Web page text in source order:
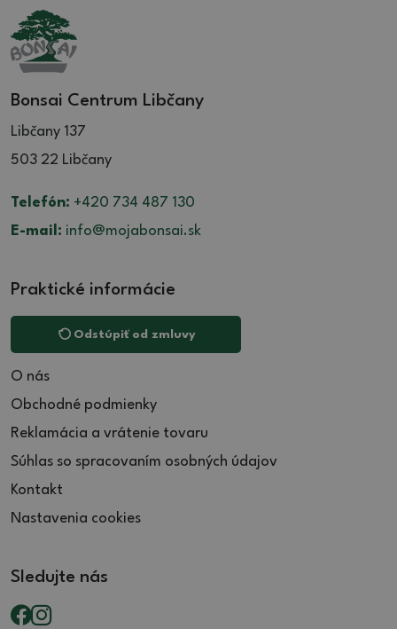
Bonsai Centrum Libčany
Libčany 137
503 22 Libčany
Telefón: +420 734 487 130
E-mail: info@mojabonsai.sk
Praktické informácie
Odstúpiť od zmluvy
O nás
Obchodné podmienky
Reklamácia a vrátenie tovaru
Súhlas so spracovaním osobných údajov
Kontakt
Nastavenia cookies
Sledujte nás